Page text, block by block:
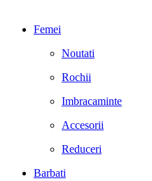
Femei
Noutati
Rochii
Imbracaminte
Accesorii
Reduceri
Barbati